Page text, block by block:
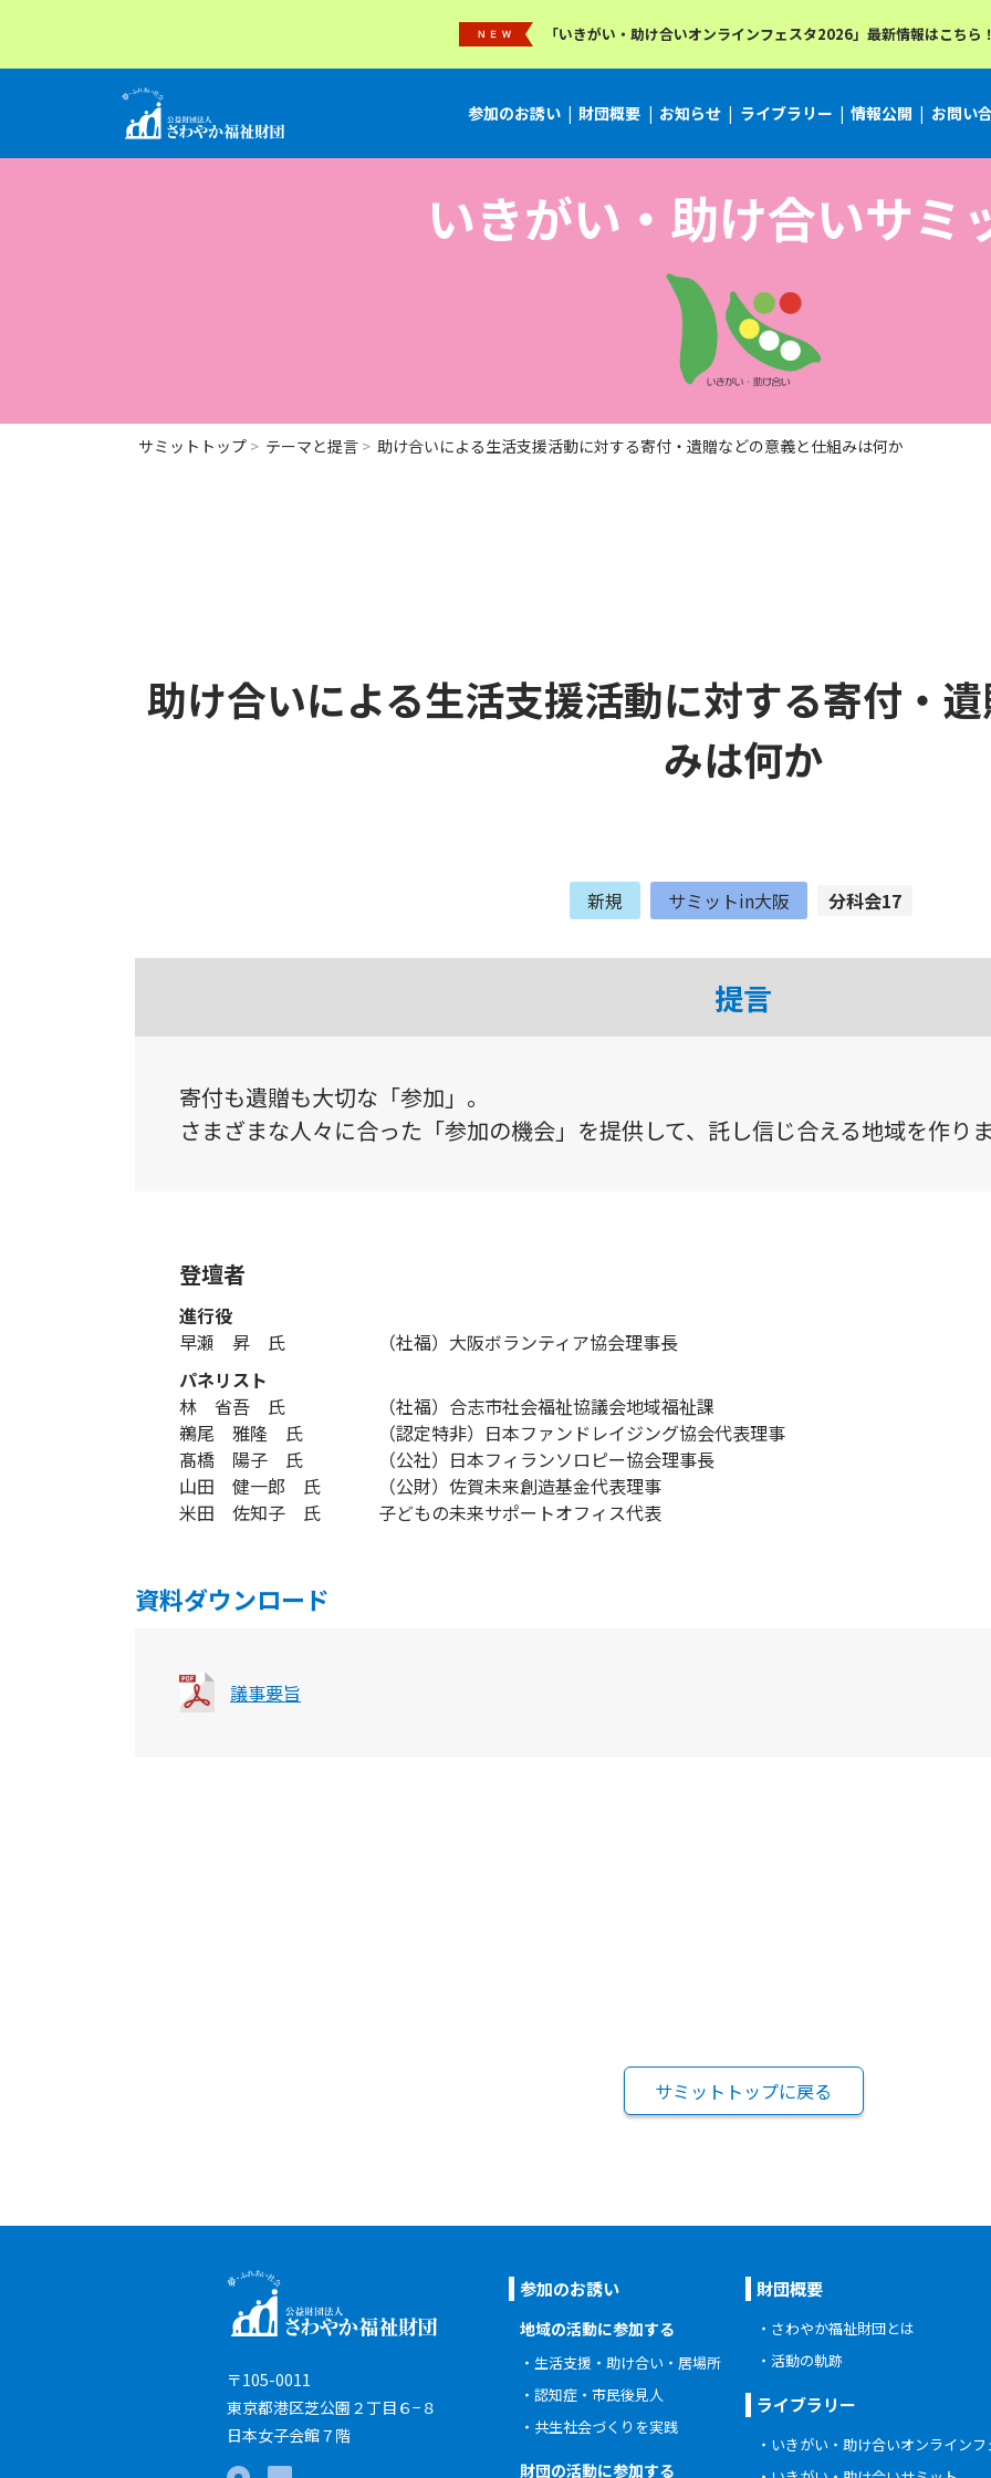
「いきがい・助け合いオンラインフェスタ2026」最新情報はこちら！
参加のお誘い 財団概要 お知らせ ライブラリー 情報公開 お問い
いきがい・助け合いサミ
サミットトップ テーマと提言 助け合いによる生活支援活動に対する寄付・遺贈などの意義と仕組みは何か
助け合いによる生活支援活動に対する寄付・
みは何か
新規 サミットin大阪 分科会17
提言
寄付も遺贈も大切な「参加」。
さまざまな人々に合った「参加の機会」を提供して、託し信じ合える地域を作りま
登壇者
進行役
早瀬 昇 氏
（社福）大阪ボランティア協会理事長
パネリスト
林 省吾 氏
（社福）合志市社会福祉協議会地域福祉課
鵜尾 雅隆 氏
（認定特非）日本ファンドレイジング協会代表理事
髙橋 陽子 氏
（公社）日本フィランソロピー協会理事長
山田 健一郎 氏
（公財）佐賀未来創造基金代表理事
米田 佐知子 氏
子どもの未来サポートオフィス代表
資料ダウンロード
議事要旨
サミットトップに戻る
〒105-0011
東京都港区芝公園２丁目６−８
日本女子会館７階
参加のお誘い
地域の活動に参加する
生活支援・助け合い・居場所
認知症・市民後見人
共生社会づくりを実践
財団の活動に参加する
財団概要
さわやか福祉財団とは
活動の軌跡
ライブラリー
いきがい・助け合いオンラインフ